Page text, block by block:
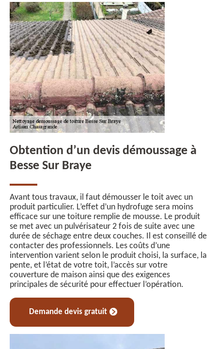
Obtention d’un devis démoussage à
Besse Sur Braye
Avant tous travaux, il faut démousser le toit avec un
produit particulier. L’effet d’un hydrofuge sera moins
efficace sur une toiture remplie de mousse. Le produit
se met avec un pulvérisateur 2 fois de suite avec une
durée de séchage entre deux couches. Il est conseillé de
contacter des professionnels. Les coûts d’une
intervention varient selon le produit choisi, la surface, la
pente, et l’état de votre toit, l’accès sur votre
couverture de maison ainsi que des exigences
principales de sécurité pour effectuer l’opération.
Demande devis gratuit